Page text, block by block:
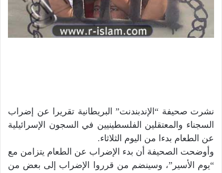
نشرت صحيفة “الإندبندنت” البريطانية تقريرا عن إضراب
السجناء والمعتقلين الفلسطينيين في السجون الإسرائيلية
عن الطعام بدءا من اليوم الثلاثاء.
وأوضحت الصحيفة أن بدء الإضراب عن الطعام يتزامن مع
“يوم الأسير”، وسينضم من قرروا الإضراب إلى بعض من